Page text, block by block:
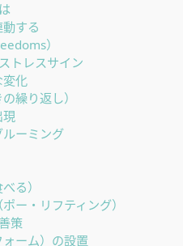
する
）
トレスサイン
変化
繰り返し）
現
ーミング
る）
ー・リフティング）
策
ーム）の設置